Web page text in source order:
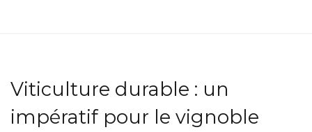
Viticulture durable : un
impératif pour le vignoble